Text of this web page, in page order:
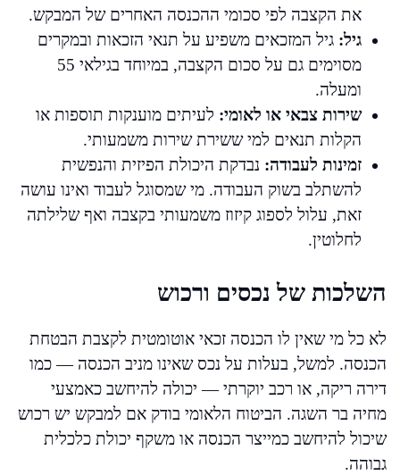
את הקצבה לפי סכומי ההכנסה האחרים של המבקש.
גיל: גיל המזכאים משפיע על תנאי הזכאות ובמקרים
מסוימים גם על סכום הקצבה, במיוחד בגילאי 55
ומעלה.
שירות צבאי או לאומי: לעיתים מוענקות תוספות או
הקלות תנאים למי ששירת שירות משמעותי.
זמינות לעבודה: נבדקת היכולת הפיזית והנפשית
להשתלב בשוק העבודה. מי שמסוגל לעבוד ואינו עושה
זאת, עלול לספוג קיזוז משמעותי בקצבה ואף שלילתה
לחלוטין.
השלכות של נכסים ורכוש
לא כל מי שאין לו הכנסה זכאי אוטומטית לקצבת הבטחת
הכנסה. למשל, בעלות על נכס שאינו מניב הכנסה — כמו
דירה ריקה, או רכב יוקרתי — יכולה להיחשב כאמצעי
מחיה בר השגה. הביטוח הלאומי בודק אם למבקש יש רכוש
שיכול להיחשב כמייצר הכנסה או משקף יכולת כלכלית
גבוהה.